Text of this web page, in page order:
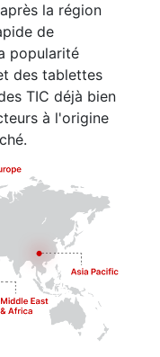
la région
de
popularité
des tablettes
TIC déjà bien
à l'origine